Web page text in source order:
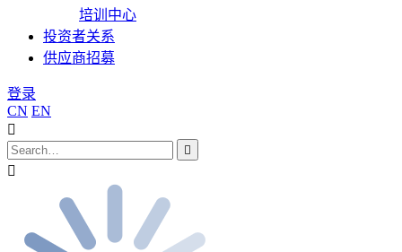
培训中心
投资者关系
供应商招募
登录
CN EN